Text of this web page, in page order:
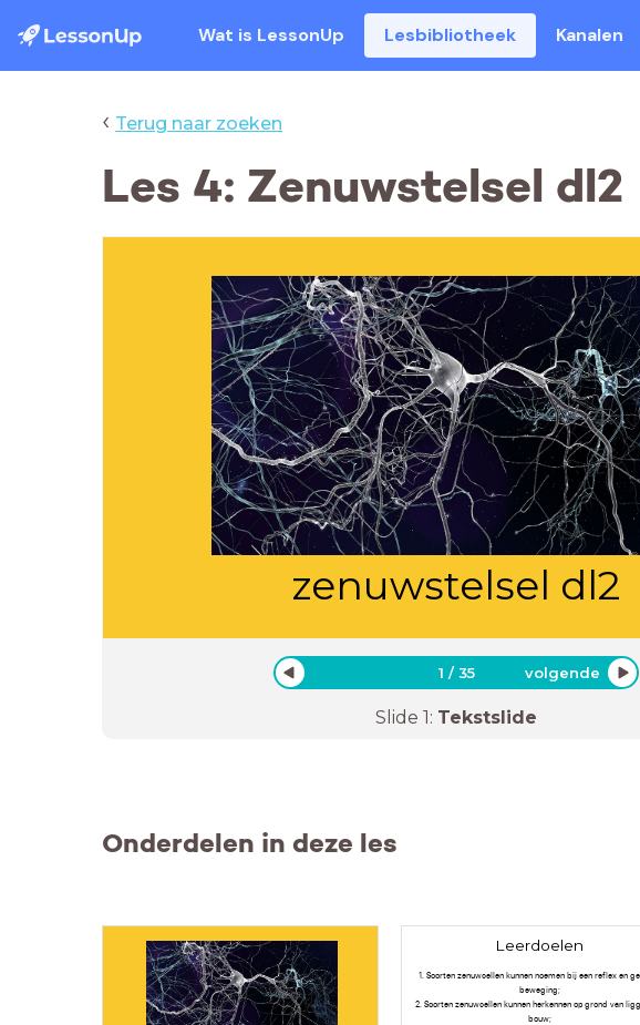
Wat is LessonUp Lesbibliotheek Kanalen
‹ Terug naar zoeken
Les 4: Zenuwstelsel dl2
zenuwstelsel dl2
1 /35 volgende
Slide 1: Tekstslide
Onderdelen in deze les
Leerdoelen
1. Soorten zenuwcellen kunnen noemen bij een reflex en
beweging;
2. Soorten zenuwcellen kunnen herkennen op grond van
bouw;